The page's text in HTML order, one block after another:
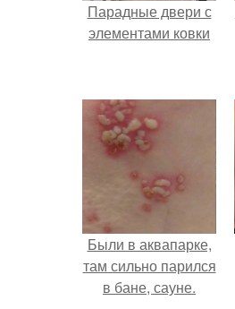
Парадные двери с
элементами ковки
Были в аквапарке,
там сильно парился
в бане, сауне.